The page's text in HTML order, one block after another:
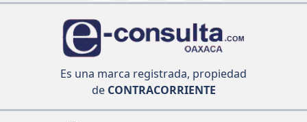
Es una marca registrada, propiedad
deCONTRACORRIENTE